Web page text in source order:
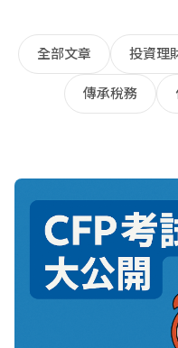
全部文章 投資理
傳承稅務